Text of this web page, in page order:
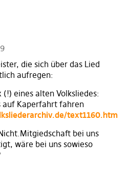
die sich über das Lied
aufregen:
(!) eines alten Volksliedes:
auf Kaperfahrt fahren
text1160.html
bei uns
wäre bei uns sowieso